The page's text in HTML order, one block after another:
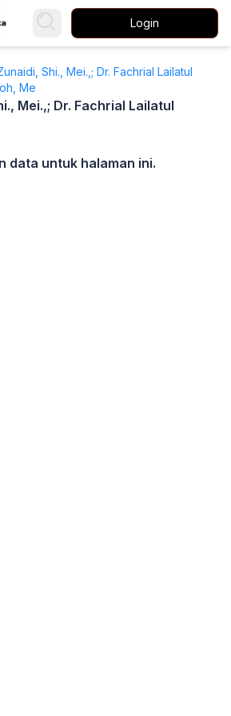
Login
Shi., Mei.,; Dr. Fachrial Lailatul
Me
Mei.,; Dr. Fachrial Lailatul
data untuk halaman ini.